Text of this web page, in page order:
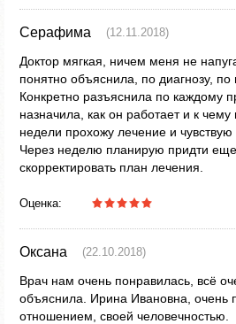
Серафима (12.11.2018)
Доктор мягкая, ничем меня не
понятно объяснила, по диагнозу,
Конкретно разъяснила по каждому
назначила, как он работает и к
недели прохожу лечение и
Через неделю планирую придти
скорректировать план лечения.
Оценка:
Оксана (22.10.2018)
Врач нам очень понравилась, всё
объяснила. Ирина Ивановна, очень
отношением, своей человечностью.